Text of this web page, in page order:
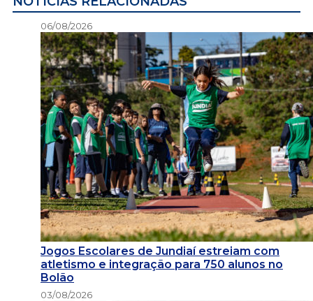
06/08/2026
Jogos Escolares de Jundiaí estreiam com
atletismo e integração para 750 alunos no
Bolão
03/08/2026